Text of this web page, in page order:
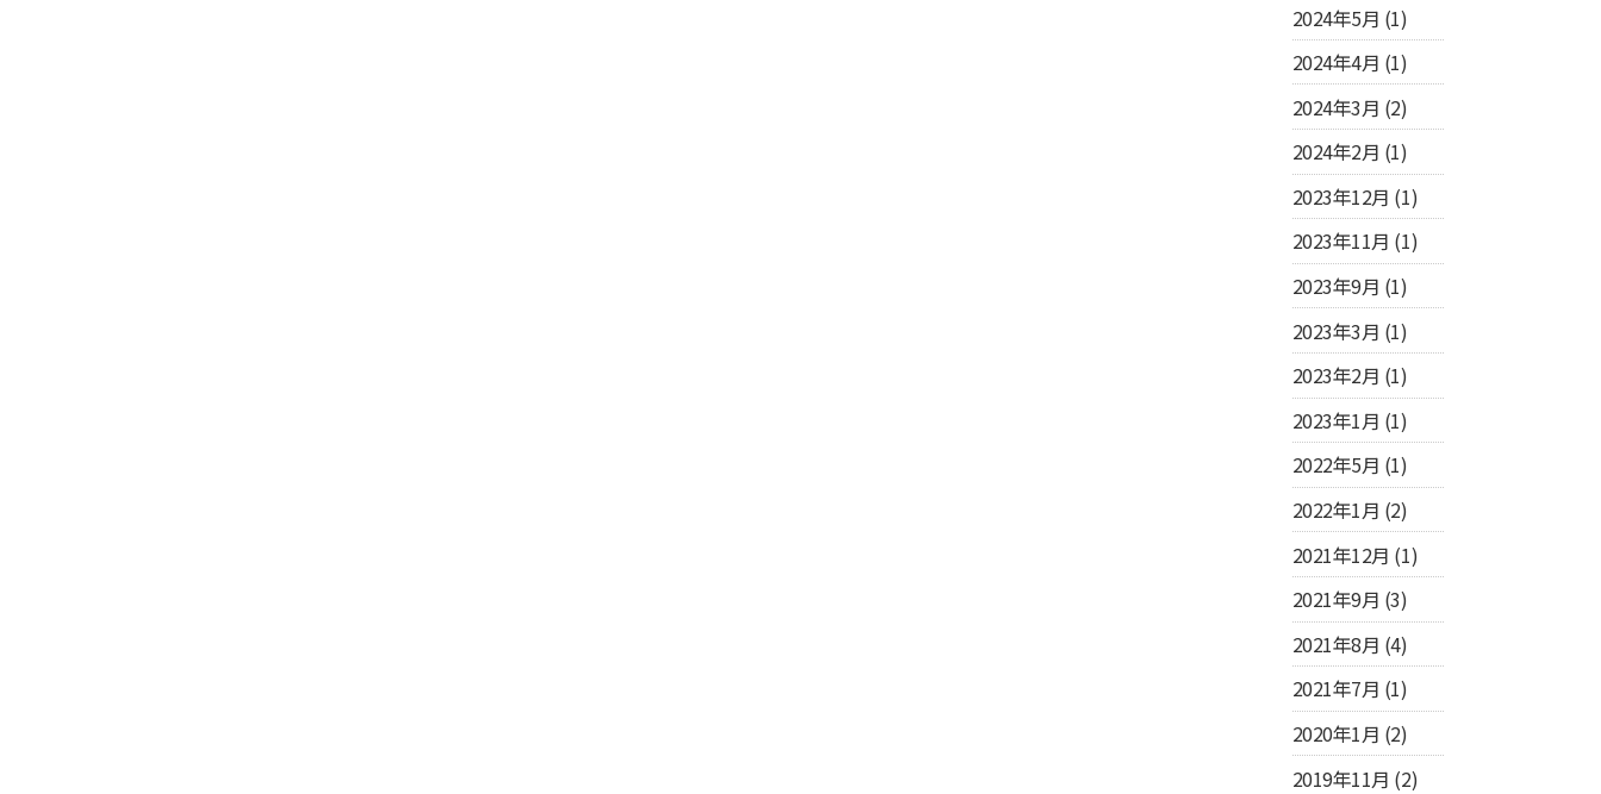
2024年5月 (1)
2024年4月 (1)
2024年3月 (2)
2024年2月 (1)
2023年12月 (1)
2023年11月 (1)
2023年9月 (1)
2023年3月 (1)
2023年2月 (1)
2023年1月 (1)
2022年5月 (1)
2022年1月 (2)
2021年12月 (1)
2021年9月 (3)
2021年8月 (4)
2021年7月 (1)
2020年1月 (2)
2019年11月 (2)